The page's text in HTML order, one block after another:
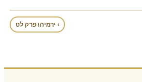
› ירמיהו פרק לט